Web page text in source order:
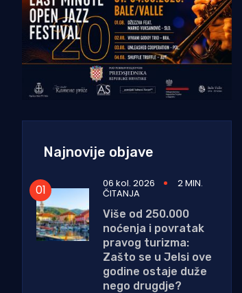
Najnovije objave
06 kol. 2026 2 MIN.
ČITANJA
Više od 250.000
noćenja i povratak
pravog turizma:
Zašto se u Jelsi ove
godine ostaje duže
nego drugdje?